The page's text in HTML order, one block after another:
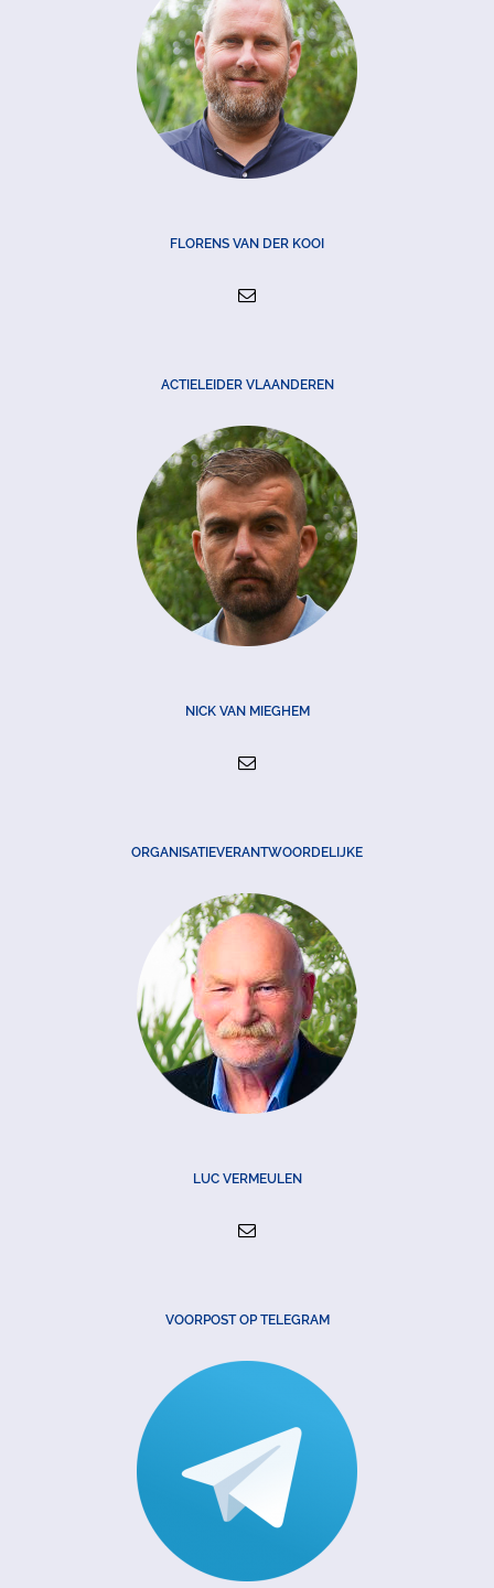
FLORENS VAN DER KOOI
ACTIELEIDER VLAANDEREN
NICK VAN MIEGHEM
ORGANISATIEVERANTWOORDELIJKE
LUC VERMEULEN
VOORPOST OP TELEGRAM